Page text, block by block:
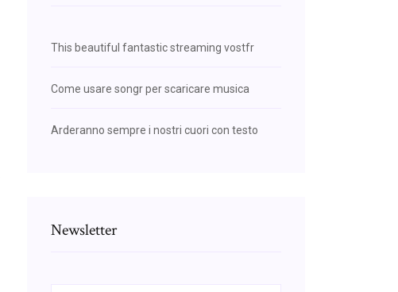
This beautiful fantastic streaming vostfr
Come usare songr per scaricare musica
Arderanno sempre i nostri cuori con testo
Newsletter